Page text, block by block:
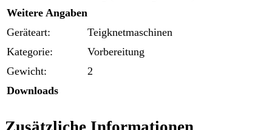
Weitere Angaben
Geräteart:
Teigknetmaschinen
Kategorie:
Vorbereitung
Gewicht:
2
Downloads